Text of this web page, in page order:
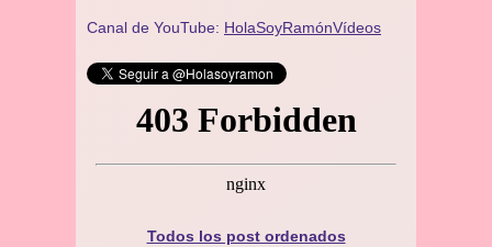
Canal de YouTube: HolaSoyRamónVídeos
Todos los post ordenados